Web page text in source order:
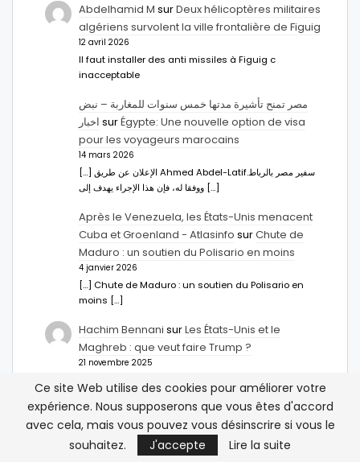
Abdelhamid M surDeux hélicoptères militaires
algériens survolent la ville frontalière de Figuig
12 avril 2026
Il faut installer des anti missiles à Figuig c
inacceptable
مصر تمنح تأشيرة مدتها خمس سنوات للمغاربة – نبض
اخبار surÉgypte: Une nouvelle option de visa
pour les voyageurs marocains
14 mars 2026
[…] الإعلان عن طريق Ahmed Abdel-Latifسفير مصر بالرباط.
ووفقا له، فإن هذا الإجراء يهدف إلى […]
Après le Venezuela, les États-Unis menacent
Cuba et Groenland - Atlasinfo surChute de
Maduro : un soutien du Polisario en moins
4 janvier 2026
[…] Chute de Maduro : un soutien du Polisario en
moins […]
Hachim Bennani surLes États-Unis et le
Maghreb : que veut faire Trump ?
21 novembre 2025
jamais vu les choses de cette manière et je vous fait…
Ce site Web utilise des cookies pour améliorer votre
expérience. Nous supposerons que vous êtes d'accord
avec cela, mais vous pouvez vous désinscrire si vous le
souhaitez.
J'accepte Lire la suite